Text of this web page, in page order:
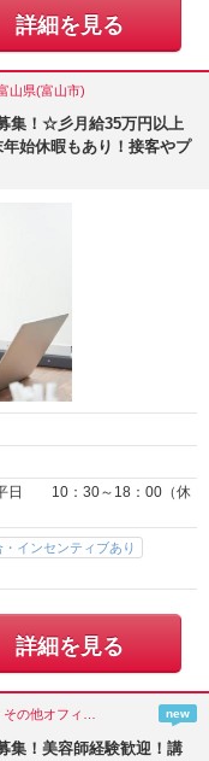
詳細を見る
山県(富山市)
集！☆彡月給35万円以上
始休暇もあり！接客やプ
・インセンティブあり
詳細を見る
new
集！美容師経験歓迎！講